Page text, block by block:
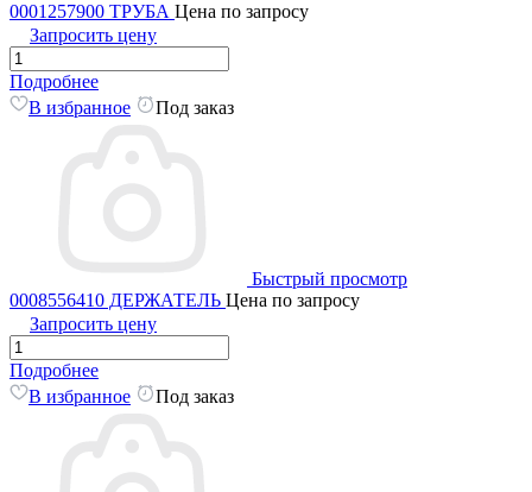
0001257900 ТРУБА Цена по запросу
Запросить цену
Подробнее
В избранное
Под заказ
Быстрый просмотр
0008556410 ДЕРЖАТЕЛЬ Цена по запросу
Запросить цену
Подробнее
В избранное
Под заказ